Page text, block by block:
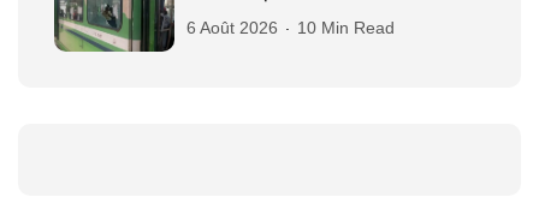
6 Août 2026 10 Min Read